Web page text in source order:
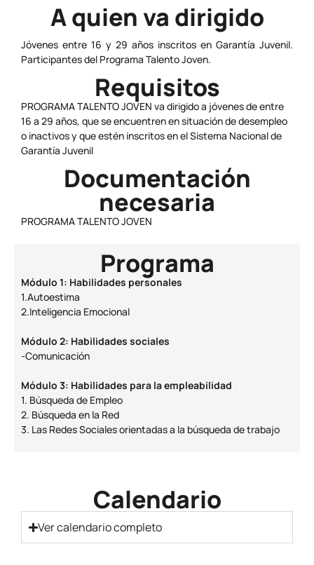
A quien va dirigido
Jóvenes entre 16 y 29 años inscritos en Garantía Juvenil.
Participantes del Programa Talento Joven.
Requisitos
PROGRAMA TALENTO JOVEN va dirigido a jóvenes de entre
16 a 29 años, que se encuentren en situación de desempleo
o inactivos y que estén inscritos en el Sistema Nacional de
Garantía Juvenil
Documentación
necesaria
PROGRAMA TALENTO JOVEN
Programa
Módulo 1: Habilidades personales
1.Autoestima
2.Inteligencia Emocional
Módulo 2: Habilidades sociales
-Comunicación
Módulo 3: Habilidades para la empleabilidad
1. Búsqueda de Empleo
2. Búsqueda en la Red
3. Las Redes Sociales orientadas a la búsqueda de trabajo
Calendario
Ver calendario completo